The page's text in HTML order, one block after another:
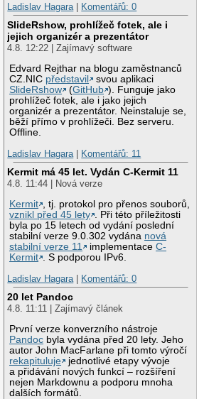
Ladislav Hagara | Komentářů: 0
SlideRshow, prohlížeč fotek, ale i
jejich organizér a prezentátor
4.8. 12:22 | Zajímavý software
Edvard Rejthar na blogu zaměstnanců
CZ.NIC představil
svou aplikaci
SlideRshow
(GitHub ). Funguje jako
prohlížeč fotek, ale i jako jejich
organizér a prezentátor. Neinstaluje se,
běží přímo v prohlížeči. Bez serveru.
Offline.
Ladislav Hagara | Komentářů: 11
Kermit má 45 let. Vydán C-Kermit 11
4.8. 11:44 | Nová verze
Kermit , tj. protokol pro přenos souborů,
vznikl před 45 lety . Při této příležitosti
byla po 15 letech od vydání poslední
stabilní verze 9.0.302 vydána nová
stabilní verze 11
implementaceC-
Kermit . S podporou IPv6.
Ladislav Hagara | Komentářů: 0
20 let Pandoc
4.8. 11:11 | Zajímavý článek
První verze konverzního nástroje
Pandoc byla vydána před 20 lety. Jeho
autor John MacFarlane při tomto výročí
rekapituluje
jednotlivé etapy vývoje
a přidávání nových funkcí – rozšíření
nejen Markdownu a podporu mnoha
dalších formátů.